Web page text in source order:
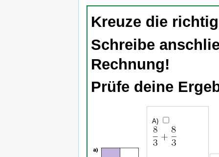
Kreuze die
Schreibe
Rechnung!
Prüfe deine